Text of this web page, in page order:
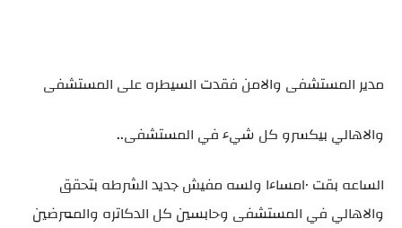
مدير المستشفى والامن فقدت السيطره على المستشفى
والاهالي بيكسرو كل شيء في المستشفى..
الساعه بقت ١٠مساءا ولسه مفيش جديد الشرطه بتحقق
والاهالي في المستشفى وحابسين كل الدكاتره والممرضين